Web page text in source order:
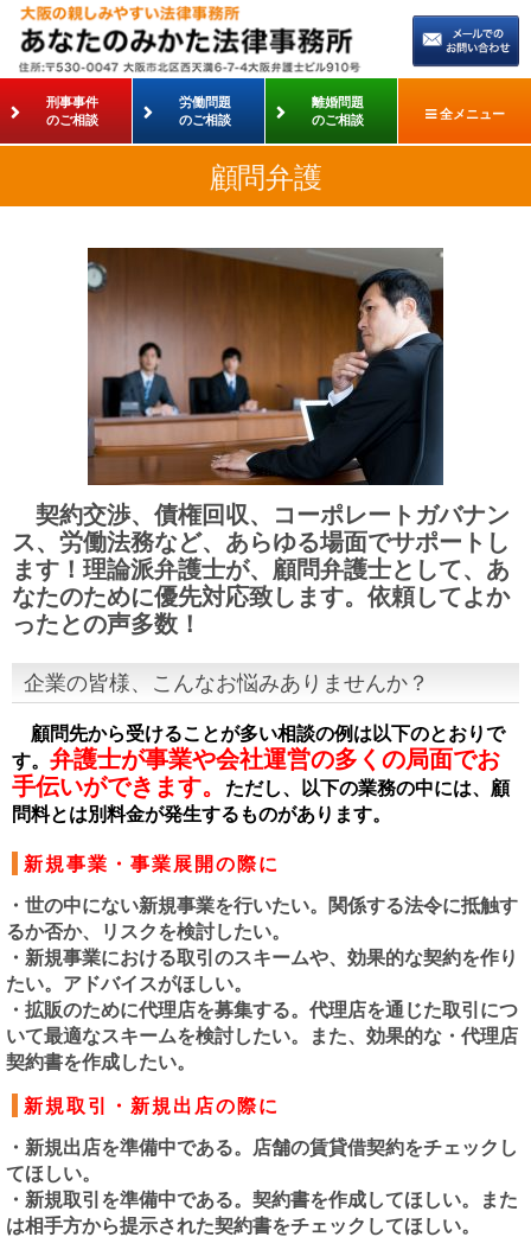
刑事事件
のご相談
労働問題
のご相談
離婚問題
のご相談
全メニュー
顧問弁護
契約交渉、債権回収、コーポレートガバナン
ス、労働法務など、あらゆる場面でサポートし
ます！理論派弁護士が、顧問弁護士として、あ
なたのために優先対応致します。依頼してよか
ったとの声多数！
企業の皆様、こんなお悩みありませんか？
顧問先から受けることが多い相談の例は以下のとおりで
す。 弁護士が事業や会社運営の多くの局面でお
手伝いができます。
ただし、以下の業務の中には、顧
問料とは別料金が発生するものがあります。
新規事業・事業展開の際に
・世の中にない新規事業を行いたい。関係する法令に抵触す
るか否か、リスクを検討したい。
・新規事業における取引のスキームや、効果的な契約を作り
たい。アドバイスがほしい。
・拡販のために代理店を募集する。代理店を通じた取引につ
いて最適なスキームを検討したい。また、効果的な・代理店
契約書を作成したい。
新規取引・新規出店の際に
・新規出店を準備中である。店舗の賃貸借契約をチェックし
てほしい。
・新規取引を準備中である。契約書を作成してほしい。また
は相手方から提示された契約書をチェックしてほしい。